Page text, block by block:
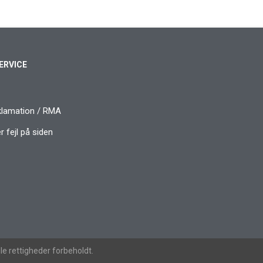
/ RMA
fejl på siden
rettigheder forbeholdt.